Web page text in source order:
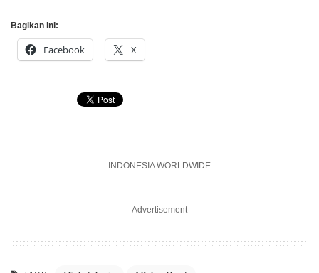
Bagikan ini:
Facebook X
– INDONESIA WORLDWIDE –
– Advertisement –